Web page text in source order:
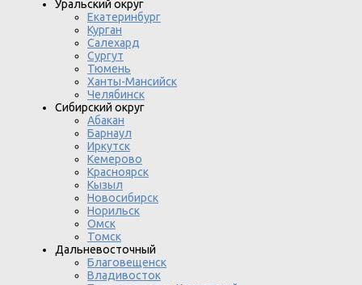
Уральский округ
Екатеринбург
Курган
Салехард
Сургут
Тюмень
Ханты-Мансийск
Челябинск
Сибирский округ
Абакан
Барнаул
Иркутск
Кемерово
Красноярск
Кызыл
Новосибирск
Норильск
Омск
Томск
Дальневосточный
Благовещенск
Владивосток